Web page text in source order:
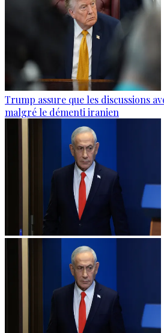
Trump assure que les discussions
malgré le démenti iranien